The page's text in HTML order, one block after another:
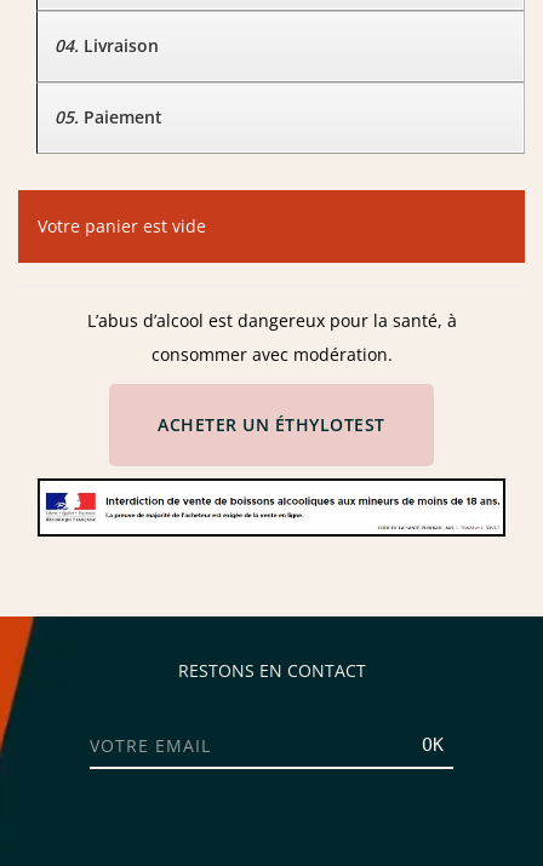
04. Livraison
05. Paiement
Votre panier est vide
L’abus d’alcool est dangereux pour la santé, à
consommer avec modération.
ACHETER UN ÉTHYLOTEST
RESTONS EN CONTACT
OK
confidentialité.